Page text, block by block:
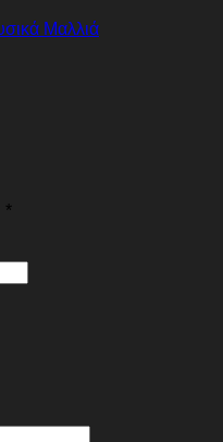
Μαλλιά
*Απαιτείται